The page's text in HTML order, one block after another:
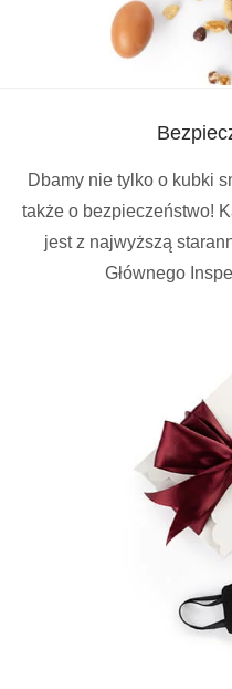
Dbamy nie tylko o kubki
także o bezpieczeństwo!
jest z najwyższą
Głównego